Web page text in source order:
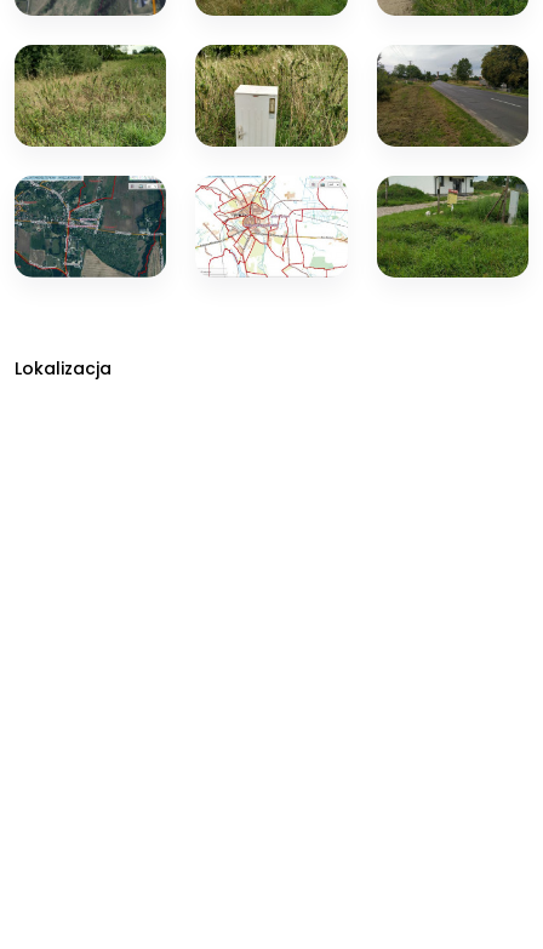
Lokalizacja